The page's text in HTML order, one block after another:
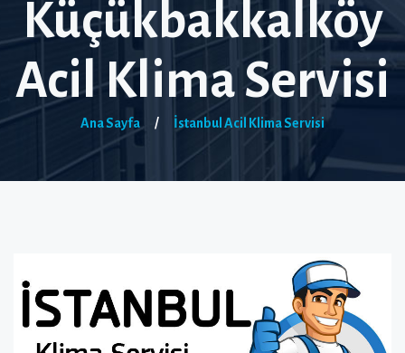
Küçükbakkalköy
Acil Klima Servisi
Ana Sayfa / İstanbul Acil Klima Servisi